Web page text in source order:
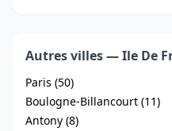
Autres villes — Ile De
Paris (50)
Boulogne-Billancourt (11)
Antony (8)